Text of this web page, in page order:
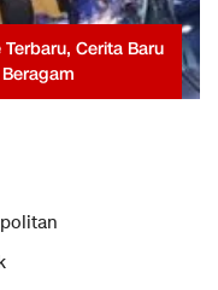
Cerita Baru